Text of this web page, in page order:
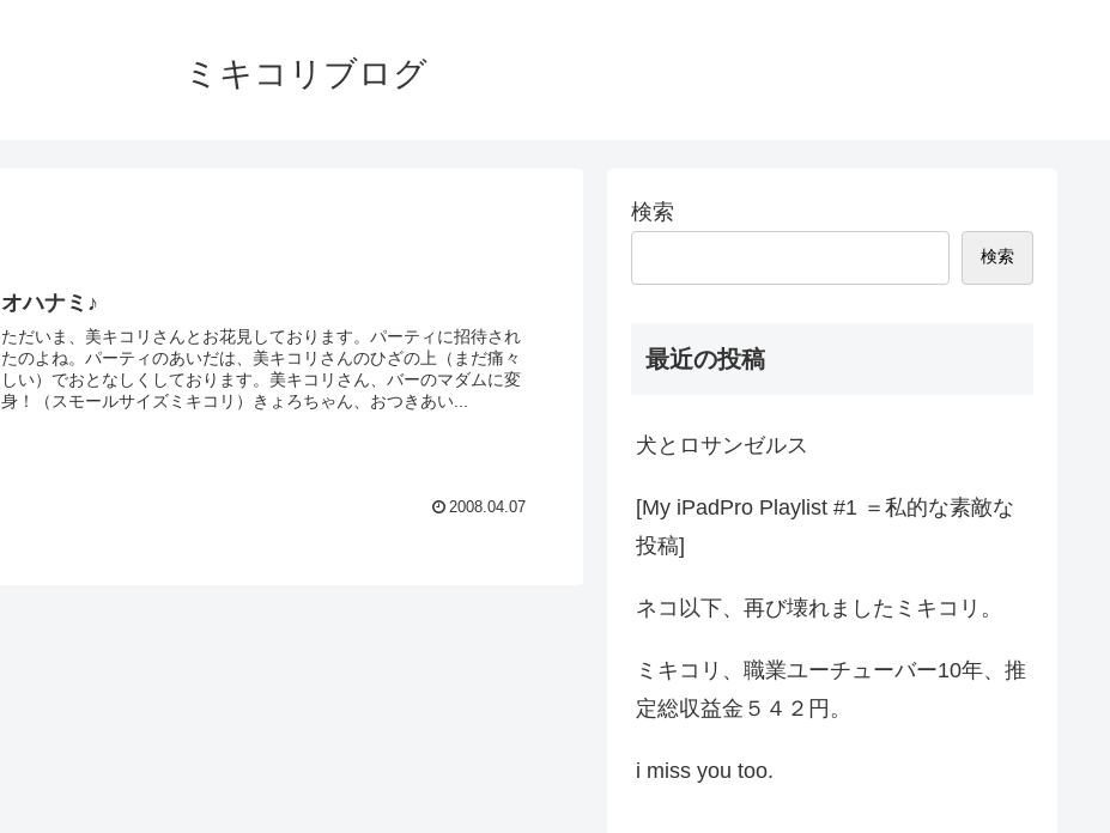
ミキコリブログ
オハナミ♪
ただいま、美キコリさんとお花見しております。パーティに招待され
たのよね。パーティのあいだは、美キコリさんのひざの上（まだ痛々
しい）でおとなしくしております。美キコリさん、バーのマダムに変
身！（スモールサイズミキコリ）きょろちゃん、おつきあい...
2008.04.07
検索
検索
最近の投稿
犬とロサンゼルス
[My iPadPro Playlist #1 ＝私的な素敵な
投稿]
ネコ以下、再び壊れましたミキコリ。
ミキコリ、職業ユーチューバー10年、推
定総収益金５４２円。
i miss you too.